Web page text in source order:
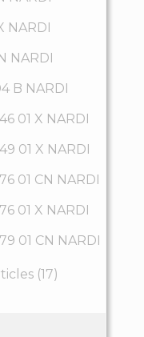
NARDI
NARDI
B NARDI
01 X NARDI
01 X NARDI
01 CN NARDI
01 X NARDI
01 CN NARDI
(17)